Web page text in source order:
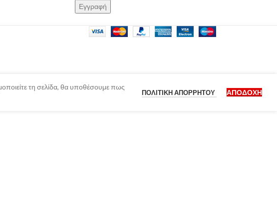
τη σελίδα, θα υποθέσουμε πως
ΠΟΛΙΤΙΚΉ ΑΠΟΡΡΉΤΟΥ ΑΠΟΔΟΧΉ